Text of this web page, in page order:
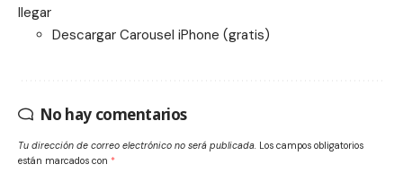
llegar
Descargar Carousel iPhone (gratis)
No hay comentarios
Tu dirección de correo electrónico no será publicada. Los campos obligatorios
están marcados con *